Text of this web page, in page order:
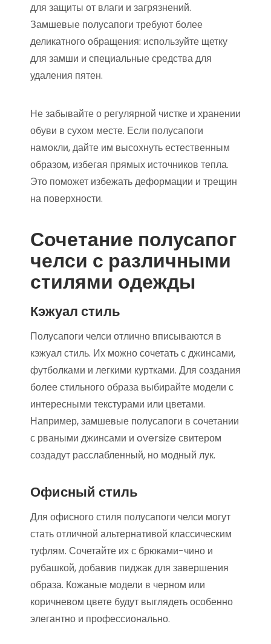
для защиты от влаги и загрязнений.
Замшевые полусапоги требуют более
деликатного обращения: используйте щетку
для замши и специальные средства для
удаления пятен.
Не забывайте о регулярной чистке и хранении
обуви в сухом месте. Если полусапоги
намокли, дайте им высохнуть естественным
образом, избегая прямых источников тепла.
Это поможет избежать деформации и трещин
на поверхности.
Сочетание полусапог
челси с различными
стилями одежды
Кэжуал стиль
Полусапоги челси отлично вписываются в
кэжуал стиль. Их можно сочетать с джинсами,
футболками и легкими куртками. Для создания
более стильного образа выбирайте модели с
интересными текстурами или цветами.
Например, замшевые полусапоги в сочетании
с рваными джинсами и oversize свитером
создадут расслабленный, но модный лук.
Офисный стиль
Для офисного стиля полусапоги челси могут
стать отличной альтернативой классическим
туфлям. Сочетайте их с брюками-чино и
рубашкой, добавив пиджак для завершения
образа. Кожаные модели в черном или
коричневом цвете будут выглядеть особенно
элегантно и профессионально.